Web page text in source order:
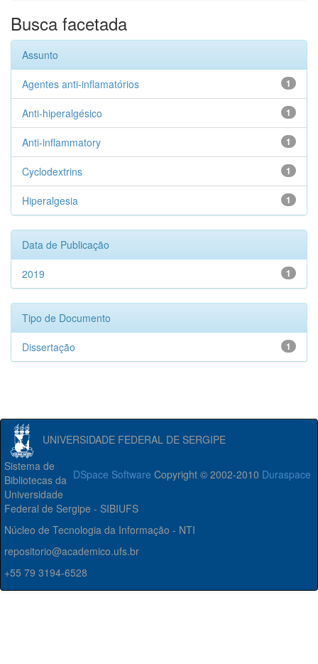
Busca facetada
Assunto
1
Agentes anti-inflamatórios
1
Anti-hiperalgésico
1
Anti-inflammatory
1
Cyclodextrins
1
Hiperalgesia
Data de Publicação
1
2019
Tipo de Documento
1
Dissertação
UNIVERSIDADE FEDERAL DE SERGIPE
DSpace Software Copyright © 2002-2010 Duraspace
Sistema de
Bibliotecas da
Universidade
Federal de Sergipe - SIBIUFS
Núcleo de Tecnologia da Informação - NTI
repositorio@academico.ufs.br
+55 79 3194-6528